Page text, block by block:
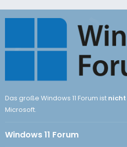
Das große Windows 11 Forum ist nicht
Microsoft.
Windows 11 Forum